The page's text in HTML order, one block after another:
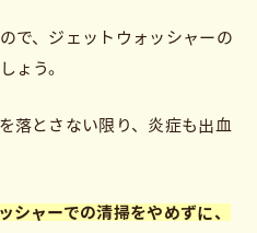
で、ジェットウォッシャーの
ょう。
落とさない限り、炎症も出血
シャーでの清掃をやめずに、